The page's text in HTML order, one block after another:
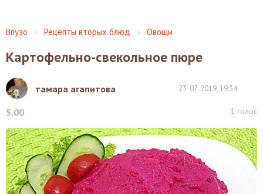
Впузо Рецепты вторых блюд Овощи
Картофельно-свекольное пюре
тамара агапитова 23-07-2019, 19:34
5.00 1 голос